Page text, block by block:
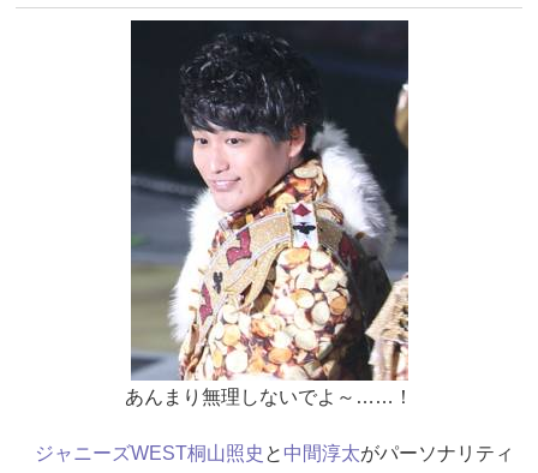
あんまり無理しないでよ～……！
ジャニーズWEST桐山照史 と 中間淳太がパーソナリティ